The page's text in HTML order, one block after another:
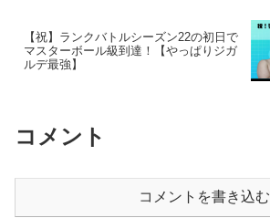
【祝】ランクバトルシーズン22の初日で
マスターボール級到達！【やっぱりジガ
ルデ最強】
コメント
コメントを書き込む